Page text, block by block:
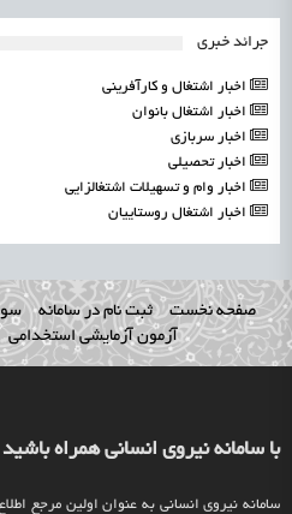
جرائد خبری
اخبار اشتغال و کارآفرینی
اخبار اشتغال بانوان
اخبار سربازی
اخبار تحصیلی
اخبار وام و تسهیلات اشتغالزایی
اخبار اشتغال روستاییان
صفحه نخست ثبت نام در سامانه
آزمون آزمایشی استخدامی
با سامانه نیروی انسانی همراه باشید
سامانه نیروی انسانی به عنوان اولین مرجع